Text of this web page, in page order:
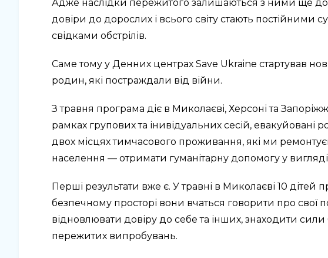
Адже наслідки пережитого залишаються з ними ще
довіри до дорослих і всього світу стають постійними
свідками обстрілів.
Саме тому у Денних центрах Save Ukraine стартував
родин, які постраждали від війни.
З травня програма діє в Миколаєві, Херсоні та
рамках груповихта інивідуальних сесій, евакуйовані
двох місцях тимчасового проживання, які ми
населення — отримати гуманітарну допомогу у вигляді
Перші результати вже є. У травні в Миколаєві 10
безпечному просторі вони вчаться говорити про свої
відновлювати довіру до себе та інших, знаходити
пережитих випробувань.